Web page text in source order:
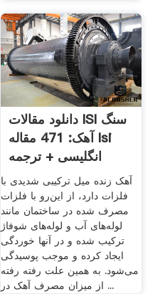
دانلود مقالات ISI سنگ
آهک: 471 مقاله Isi
انگلیسی + ترجمه
فارسی
آهک زنده میل ترکیبی شدیدی با
فلزات دارد، از این‌رو با فلزات
مصرف شده در ساختمان مانند
لوله‌های آب و لوله‌های شوفاژ
ترکیب شده و در آنها خوردگی
ایجاد کرده و موجب پوسیدگی
می‌شود. به همین علت رفته رفته
از میزان مصرف آهک در ...